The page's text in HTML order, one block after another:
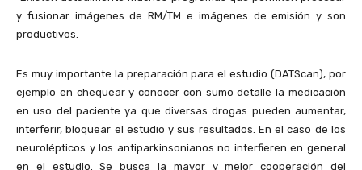
y fusionar imágenes de RM/TM e imágenes de emisión y son
productivos.
Es muy importante la preparación para el estudio (DATScan), por
ejemplo en chequear y conocer con sumo detalle la medicación
en uso del paciente ya que diversas drogas pueden aumentar,
interferir, bloquear el estudio y sus resultados. En el caso de los
neurolépticos y los antiparkinsonianos no interfieren en general
en el estudio. Se busca la mayor y mejor cooperación del